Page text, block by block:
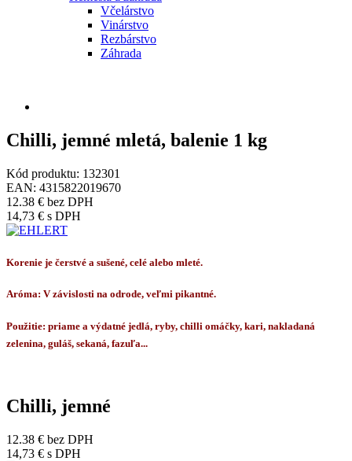
Včelárstvo
Vinárstvo
Rezbárstvo
Záhrada
Chilli, jemné mletá, balenie 1 kg
Kód produktu: 132301
EAN: 4315822019670
12.38 € bez DPH
14,73 € s DPH
Korenie je čerstvé a sušené, celé alebo mleté.
Aróma: V závislosti na odrode, veľmi pikantné.
Použitie: priame a výdatné jedlá, ryby, chilli omáčky, kari, nakladaná
zelenina, guláš, sekaná, fazuľa...
Chilli, jemné
12.38 € bez DPH
14,73 € s DPH